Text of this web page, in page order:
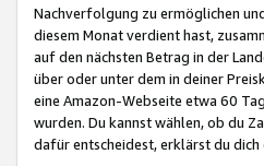
Nachverfolgung zu ermöglichen
diesem Monat verdient hast,
auf den nächsten Betrag in der
über oder unter dem in deiner
eine Amazon-Webseite etwa 60
wurden. Du kannst wählen, ob du
dafür entscheidest, erklärst du